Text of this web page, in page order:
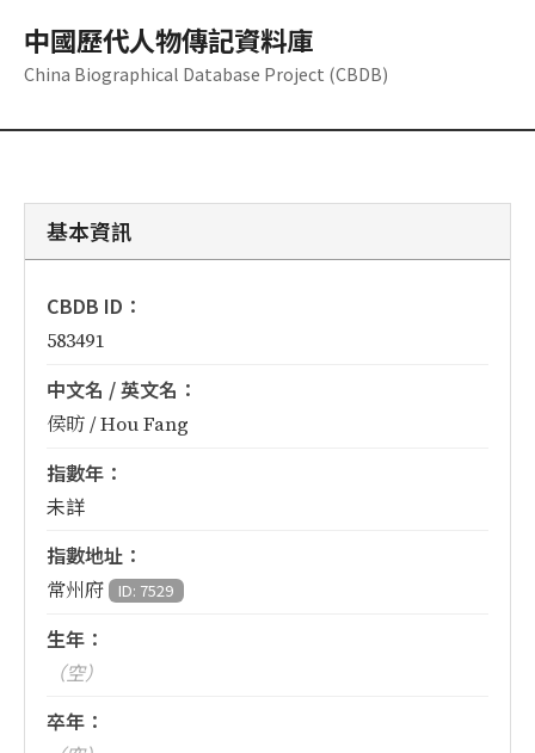
中國歷代人物傳記資料庫
China Biographical Database Project (CBDB)
基本資訊
CBDB ID：
583491
中文名 / 英文名：
侯昉 / Hou Fang
指數年：
未詳
指數地址：
常州府 ID: 7529
生年：
（空）
卒年：